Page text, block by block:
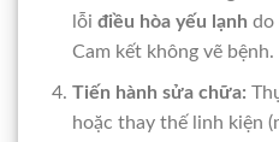
lỗi điều hòa yếu lạnh do
Cam kết không vẽ bệnh.
Tiến hành sửa chữa:
hoặc thay thế linh kiện